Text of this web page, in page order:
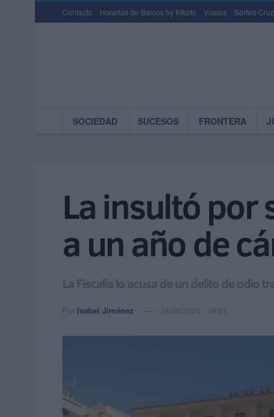
Contacto Horarios de Barcos by Kikoto Vuelos Sorteo
SOCIEDAD SUCESOS FRONTERA
La insultó por
a un año de
La Fiscalía lo acusa de un delito de odio
Por Isabel Jiménez 24/05/2025 - 19:01